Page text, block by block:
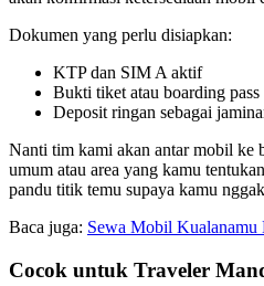
Dokumen yang perlu disiapkan:
KTP dan SIM A aktif
Bukti tiket atau boarding pass
Deposit ringan sebagai
Nanti tim kami akan antar mobil ke
umum atau area yang kamu
pandu titik temu supaya kamu
Baca juga: Sewa Mobil Kualanamu
Cocok untuk Traveler